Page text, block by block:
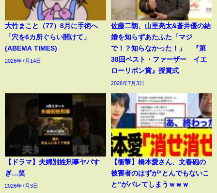
大竹まこと（77）8月に手術へ
「穴を6カ所ぐらい開けて」
(ABEMA TIMES)
2026年7月14日
佐藤二朗、山里亮太&蒼井優の結
婚を知らずあたふた「マジ
で！？知らなかった！」 『第
38回ベスト・ファーザー イエ
ローリボン賞』授賞式
2026年7月3日
【ドラマ】夫婦別姓刑事ヤバす
ぎ…笑
2026年7月3日
【衝撃】橋本愛さん、文春砲の
被害者のはずが“とんでもないこ
と”がバレてしまうｗｗｗ